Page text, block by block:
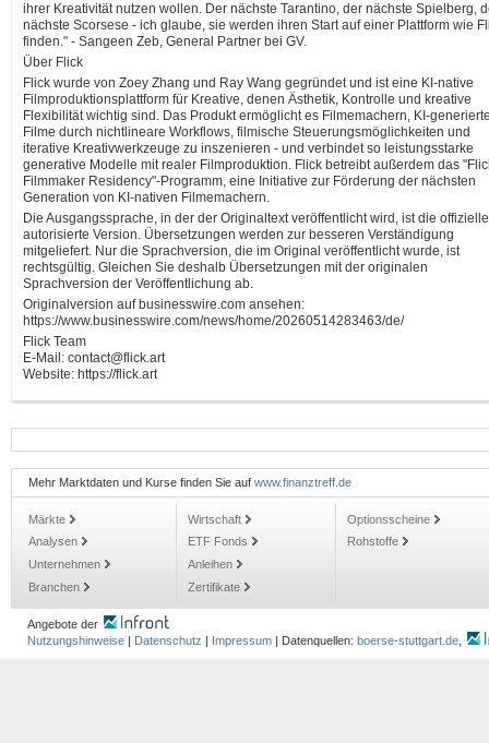
ihrer Kreativität nutzen wollen. Der nächste Tarantino, der nächste Spielberg,
nächste Scorsese - ich glaube, sie werden ihren Start auf einer Plattform wie
finden." - Sangeen Zeb, General Partner bei GV.
Über Flick
Flick wurde von Zoey Zhang und Ray Wang gegründet und ist eine KI-native
Filmproduktionsplattform für Kreative, denen Ästhetik, Kontrolle und kreative
Flexibilität wichtig sind. Das Produkt ermöglicht es Filmemachern, KI-
Filme durch nichtlineare Workflows, filmische Steuerungsmöglichkeiten und
iterative Kreativwerkzeuge zu inszenieren - und verbindet so leistungsstarke
generative Modelle mit realer Filmproduktion. Flick betreibt außerdem das
Filmmaker Residency"-Programm, eine Initiative zur Förderung der nächsten
Generation von KI-nativen Filmemachern.
Die Ausgangssprache, in der der Originaltext veröffentlicht wird, ist die
autorisierte Version. Übersetzungen werden zur besseren Verständigung
mitgeliefert. Nur die Sprachversion, die im Original veröffentlicht wurde, ist
rechtsgültig. Gleichen Sie deshalb Übersetzungen mit der originalen
Sprachversion der Veröffentlichung ab.
Originalversion auf businesswire.com ansehen:
https://www.businesswire.com/news/home/20260514283463/de/
Flick Team
E-Mail: contact@flick.art
Website: https://flick.art
Mehr Marktdaten und Kurse finden Sie auf www.finanztreff.de
Märkte
Analysen
Unternehmen
Branchen
Wirtschaft
ETF Fonds
Anleihen
Zertifikate
Optionsscheine
Rohstoffe
Angebote der
Nutzungshinweise
Datenschutz Impressum | Datenquellen: boerse-stuttgart.de,